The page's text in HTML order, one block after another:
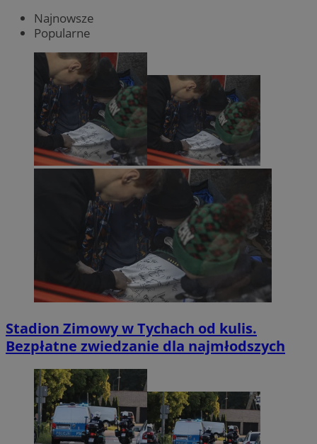
Najnowsze
Popularne
Stadion Zimowy w Tychach od kulis.
Bezpłatne zwiedzanie dla najmłodszych